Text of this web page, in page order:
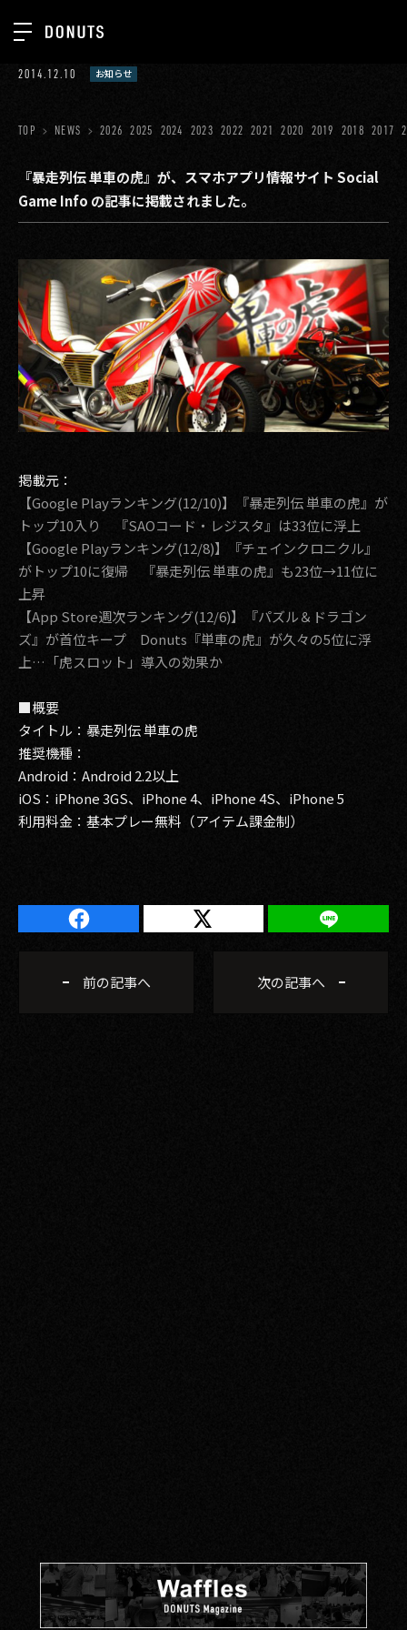
ジョブカン
ゲーム
ミクチャ
出版メディア
美少女図鑑
イベント
タテドラ
その他事業
2026
2025
2024
2023
2022
2020
2018
2015
TOP
ABOUT
SERVICES
GROUP
RECRUIT
CONTACT
2014.12.10 お知らせ
TOP NEWS 2026 2025 2024 2023 2022 2021 2020 2019 2018 2017
『暴走列伝 単車の虎』が、スマホアプリ情報サイト Social
Game Info の記事に掲載されました。
掲載元：
【Google Playランキング(12/10)】『暴走列伝 単車の虎』が
トップ10入り 『SAOコード・レジスタ』は33位に浮上
【Google Playランキング(12/8)】『チェインクロニクル』
がトップ10に復帰 『暴走列伝 単車の虎』も23位→11位に
上昇
【App Store週次ランキング(12/6)】『パズル＆ドラゴン
ズ』が首位キープ Donuts『単車の虎』が久々の5位に浮
上…「虎スロット」導入の効果か
■概要
タイトル：暴走列伝 単車の虎
推奨機種：
Android：Android 2.2以上
iOS：iPhone 3GS、iPhone 4、iPhone 4S、iPhone 5
利用料金：基本プレー無料（アイテム課金制）
前の記事へ 次の記事へ